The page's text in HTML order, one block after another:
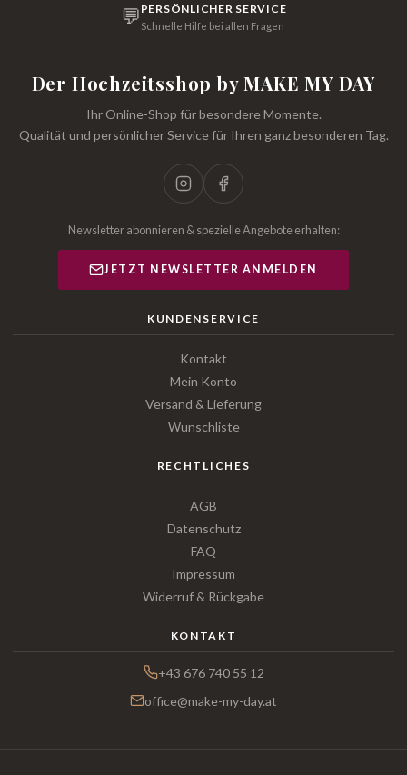
💬 PERSÖNLICHER SERVICE
Schnelle Hilfe bei allen Fragen
Der Hochzeitsshop by MAKE MY DAY
Ihr Online-Shop für besondere Momente.
Qualität und persönlicher Service für Ihren ganz besonderen Tag.
Newsletter abonnieren & spezielle Angebote erhalten:
JETZT NEWSLETTER ANMELDEN
KUNDENSERVICE
Kontakt
Mein Konto
Versand & Lieferung
Wunschliste
RECHTLICHES
AGB
Datenschutz
FAQ
Impressum
Widerruf & Rückgabe
KONTAKT
+43 676 740 55 12
office@make-my-day.at